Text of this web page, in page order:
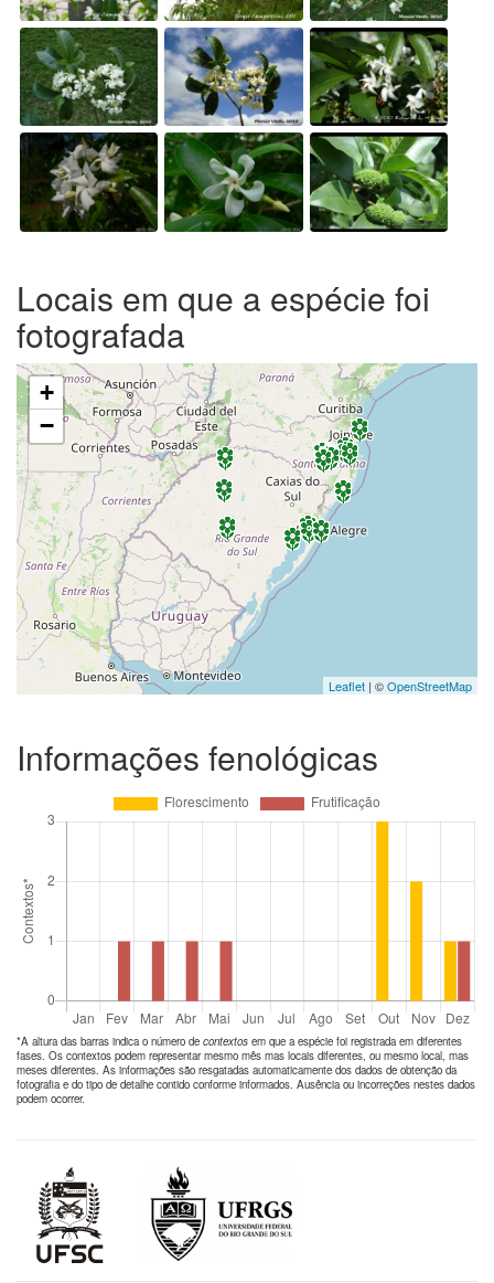
Locais em que a espécie foi
fotografada
+
−
Leaflet | ©OpenStreetMap
Informações fenológicas
*A altura das barras indica o número de contextos em que a espécie foi registrada em diferentes
fases. Os contextos podem representar mesmo mês mas locais diferentes, ou mesmo local, mas
meses diferentes. As informações são resgatadas automaticamente dos dados de obtenção da
fotografia e do tipo de detalhe contido conforme informados. Ausência ou incorreções nestes dados
podem ocorrer.